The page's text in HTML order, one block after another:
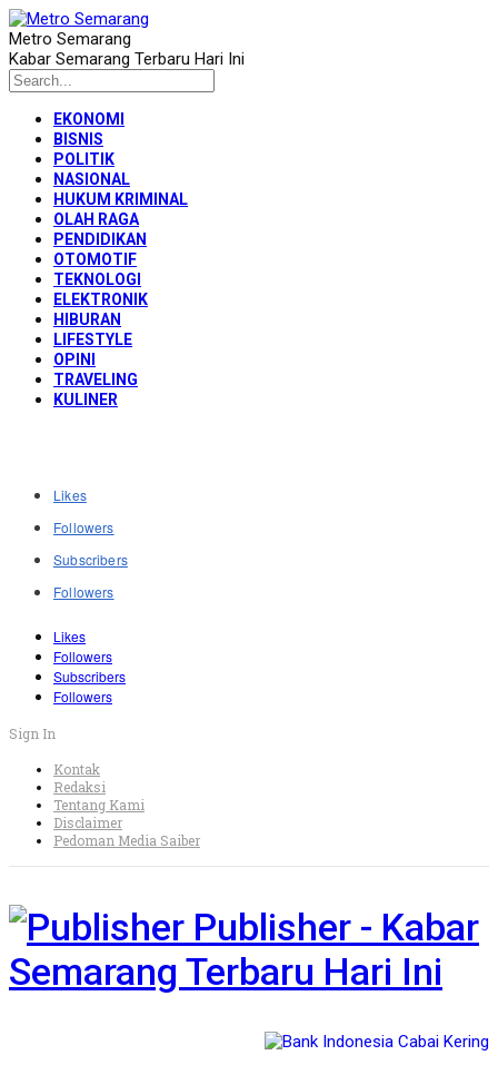
Metro Semarang
Kabar Semarang Terbaru Hari Ini
EKONOMI
BISNIS
POLITIK
NASIONAL
HUKUM KRIMINAL
OLAH RAGA
PENDIDIKAN
OTOMOTIF
TEKNOLOGI
ELEKTRONIK
HIBURAN
LIFESTYLE
OPINI
TRAVELING
KULINER
Likes
Followers
Subscribers
Followers
Likes
Followers
Subscribers
Followers
Sign In
Kontak
Redaksi
Tentang Kami
Disclaimer
Pedoman Media Saiber
Publisher - Kabar
Semarang Terbaru Hari Ini